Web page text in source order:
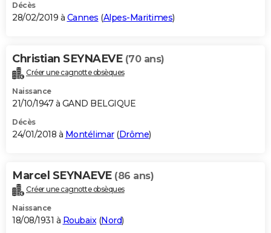
Décès
28/02/2019 à Cannes (Alpes-Maritimes)
Christian SEYNAEVE (70 ans)
Créer une cagnotte obsèques
Naissance
21/10/1947 à GAND BELGIQUE
Décès
24/01/2018 à Montélimar(Drôme)
Marcel SEYNAEVE (86 ans)
Créer une cagnotte obsèques
Naissance
18/08/1931 à Roubaix(Nord)